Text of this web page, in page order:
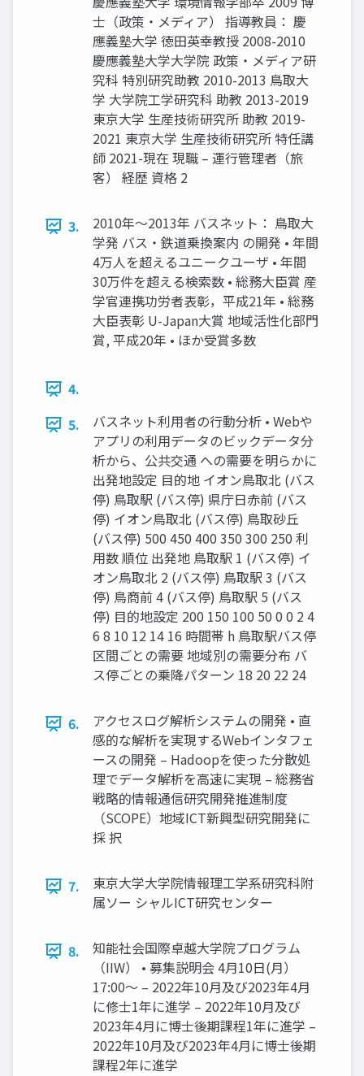
士（政策・メディア） 指導教員： 慶
應義塾大学 徳田英幸教授 2008-2010
慶應義塾大学大学院 政策・メディア研
究科 特別研究助教 2010-2013 鳥取大
学 大学院工学研究科 助教 2013-2019
東京大学 生産技術研究所 助教 2019-
2021 東京大学 生産技術研究所 特任講
師 2021-現在 現職 – 運行管理者（旅
客） 経歴 資格 2
3.
2010年〜2013年 バスネット： 鳥取大
学発 バス・鉄道乗換案内 の開発 • 年間
4万人を超えるユニークユーザ • 年間
30万件を超える検索数 • 総務大臣賞 産
学官連携功労者表彰，平成21年 • 総務
大臣表彰 U-Japan大賞 地域活性化部門
賞, 平成20年 • ほか受賞多数
4.
5.
バスネット利用者の行動分析 • Webや
アプリの利用データのビックデータ分
析から、公共交通 への需要を明らかに
出発地設定 目的地 イオン鳥取北 (バス
停) 鳥取駅 (バス停) 県庁日赤前 (バス
停) イオン鳥取北 (バス停) 鳥取砂丘
(バス停) 500 450 400 350 300 250 利
用数 順位 出発地 鳥取駅 1 (バス停) イ
オン鳥取北 2 (バス停) 鳥取駅 3 (バス
停) 鳥商前 4 (バス停) 鳥取駅 5 (バス
停) 目的地設定 200 150 100 50 0 0 2 4
6 8 10 12 14 16 時間帯 h 鳥取駅バス停
区間ごとの需要 地域別の需要分布 バ
ス停ごとの乗降パターン 18 20 22 24
6.
アクセスログ解析システムの開発 • 直
感的な解析を実現するWebインタフェ
ースの開発 – Hadoopを使った分散処
理でデータ解析を高速に実現 – 総務省
戦略的情報通信研究開発推進制度
（SCOPE）地域ICT新興型研究開発に
採 択
7.
東京大学大学院情報理工学系研究科附
属ソー シャルICT研究センター
8.
知能社会国際卓越大学院プログラム
（IIW） • 募集説明会 4月10日(月）
17:00〜 – 2022年10月及び2023年4月
に修士1年に進学 – 2022年10月及び
2023年4月に博士後期課程1年に進学 –
2022年10月及び2023年4月に博士後期
課程2年に進学